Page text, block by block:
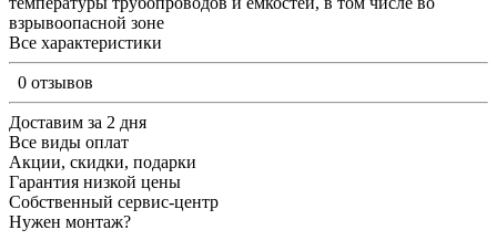
взрывоопасной зоне
Все характеристики
0 отзывов
Доставим за 2 дня
Все виды оплат
Акции, скидки, подарки
Гарантия низкой цены
Собственный сервис-центр
Нужен монтаж?